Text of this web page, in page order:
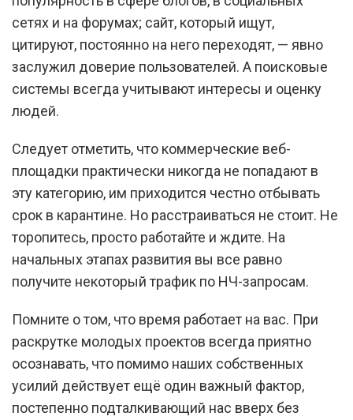
сетях и на форумах; сайт, который ищут,
цитируют, постоянно на него переходят, — явно
заслужил доверие пользователей. А поисковые
системы всегда учитывают интересы и оценку
людей.
Следует отметить, что коммерческие веб-
площадки практически никогда не попадают в
эту категорию, им приходится честно отбывать
срок в карантине. Но расстраиваться не стоит. Не
торопитесь, просто работайте и ждите. На
начальных этапах развития вы все равно
получите некоторый трафик по НЧ-запросам.
Помните о том, что время работает на вас. При
раскрутке молодых проектов всегда приятно
осознавать, что помимо наших собственных
усилий действует ещё один важный фактор,
постепенно подталкивающий нас вверх без